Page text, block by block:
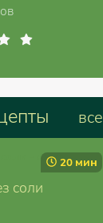
все
20 мин
соли